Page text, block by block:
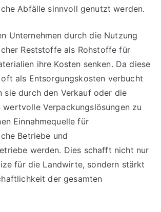
Abfälle sinnvoll genutzt werden.
Unternehmen durch die Nutzung
Reststoffe als Rohstoffe für
ihre Kosten senken. Da diese
als Entsorgungskosten verbucht
sie durch den Verkauf oder die
wertvolle Verpackungslösungen zu
Einnahmequelle für
Betriebe und
werden. Dies schafft nicht nur
für die Landwirte, sondern stärkt
der gesamten